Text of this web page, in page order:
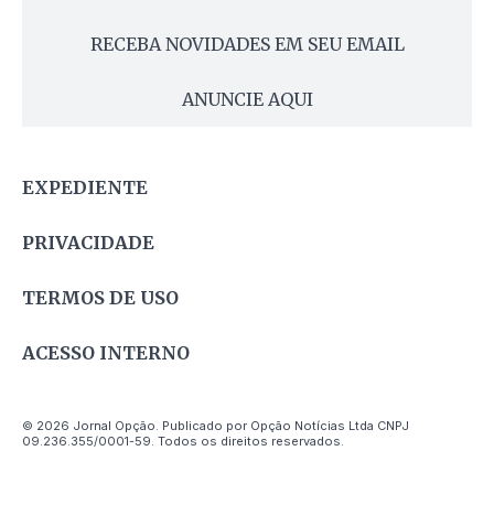
RECEBA NOVIDADES EM SEU EMAIL
ANUNCIE AQUI
EXPEDIENTE
PRIVACIDADE
TERMOS DE USO
ACESSO INTERNO
© 2026 Jornal Opção. Publicado por Opção Notícias Ltda CNPJ
09.236.355/0001-59. Todos os direitos reservados.